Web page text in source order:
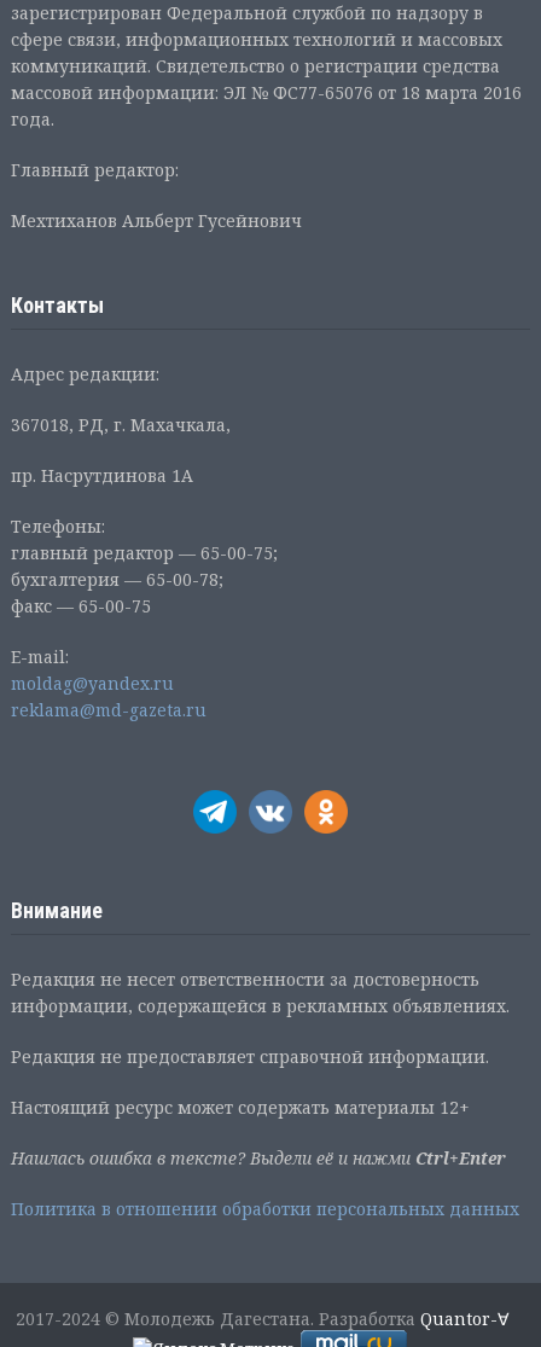
зарегистрирован Федеральной службой по надзору в
сфере связи, информационных технологий и массовых
коммуникаций. Свидетельство о регистрации средства
массовой информации: ЭЛ № ФС77-65076 от 18 марта 2016
года.
Главный редактор:
Мехтиханов Альберт Гусейнович
Контакты
Адрес редакции:
367018, РД, г. Махачкала,
пр. Насрутдинова 1А
Телефоны:
главный редактор — 65-00-75;
бухгалтерия — 65-00-78;
факс — 65-00-75
E-mail:
moldag@yandex.ru
reklama@md-gazeta.ru
Внимание
Редакция не несет ответственности за достоверность
информации, содержащейся в рекламных объявлениях.
Редакция не предоставляет справочной информации.
Настоящий ресурс может содержать материалы 12+
Нашлась ошибка в тексте? Выдели её и нажми Ctrl+Enter
Политика в отношении обработки персональных данных
2017-2024 © Молодежь Дагестана. РазработкаQuantor-∀